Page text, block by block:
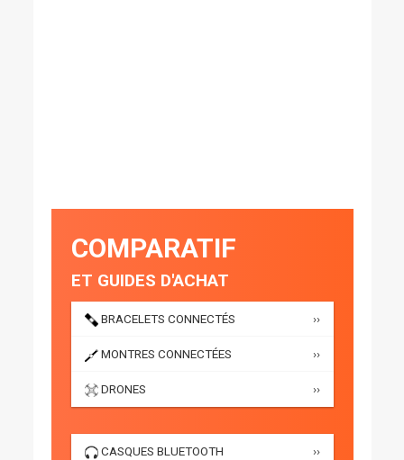
COMPARATIF
ET GUIDES D'ACHAT
BRACELETS CONNECTÉS ››
MONTRES CONNECTÉES ››
DRONES ››
CASQUES BLUETOOTH ››